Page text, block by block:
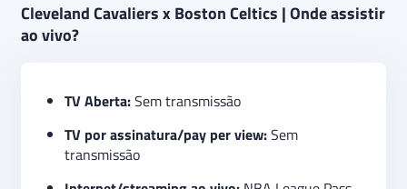
Cleveland Cavaliers x Boston Celtics | Onde assistir
ao vivo?
TV Aberta:Sem transmissão
TV por assinatura/pay per view:Sem
transmissão